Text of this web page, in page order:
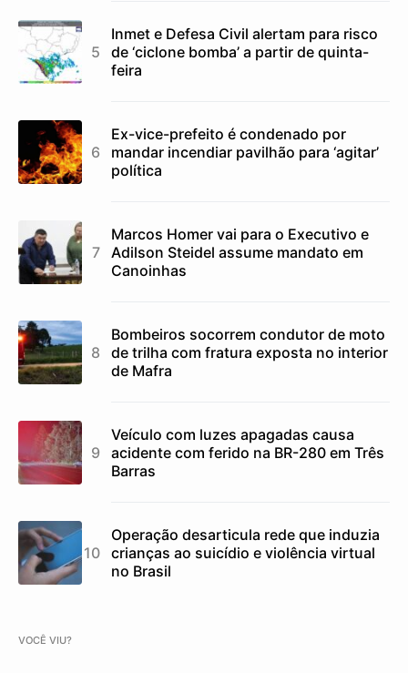
Inmet e Defesa Civil alertam para risco
de ‘ciclone bomba’ a partir de quinta-
feira
Ex-vice-prefeito é condenado por
mandar incendiar pavilhão para ‘agitar’
política
Marcos Homer vai para o Executivo e
Adilson Steidel assume mandato em
Canoinhas
Bombeiros socorrem condutor de moto
de trilha com fratura exposta no interior
de Mafra
Veículo com luzes apagadas causa
acidente com ferido na BR-280 em Três
Barras
Operação desarticula rede que induzia
crianças ao suicídio e violência virtual
no Brasil
VOCÊ VIU?